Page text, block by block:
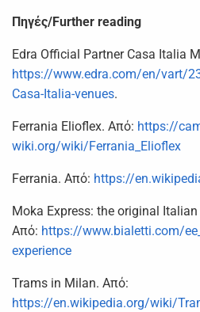
Πηγές/Further reading
Edra Official Partner Casa Italia
https://www.edra.com/en/vart/
Casa-Italia-venues.
Ferrania Elioflex. Από: https://
wiki.org/wiki/Ferrania_Elioflex
Ferrania. Από: https://
Moka Express: the original
Από: https://www.bialetti.com/
experience
Trams in Milan. Από:
https://en.wikipedia.org/wiki/